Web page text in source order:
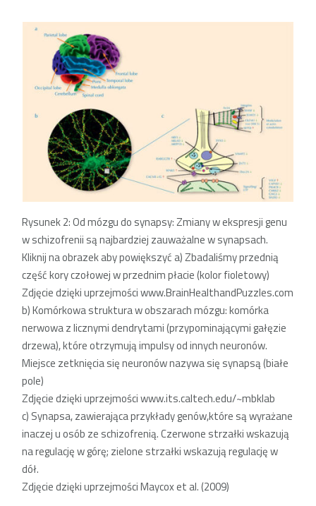
Rysunek 2: Od mózgu do synapsy: Zmiany w ekspresji genu
w schizofrenii są najbardziej zauważalne w synapsach.
Kliknij na obrazek aby powiększyć a) Zbadaliśmy przednią
część kory czołowej w przednim płacie (kolor fioletowy)
Zdjęcie dzięki uprzejmości www.BrainHealthandPuzzles.com
b) Komórkowa struktura w obszarach mózgu: komórka
nerwowa z licznymi dendrytami (przypominającymi gałęzie
drzewa), które otrzymują impulsy od innych neuronów.
Miejsce zetknięcia się neuronów nazywa się synapsą (białe
pole)
Zdjęcie dzięki uprzejmości www.its.caltech.edu/~mbklab
c) Synapsa, zawierająca przykłady genów,które są wyrażane
inaczej u osób ze schizofrenią. Czerwone strzałki wskazują
na regulację w górę; zielone strzałki wskazują regulację w
dół.
Zdjęcie dzięki uprzejmości Maycox et al. (2009)